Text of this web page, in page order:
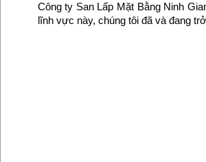
Công ty San Lấp Mặt Bằng Ninh
lĩnh vực này, chúng tôi đã và đang